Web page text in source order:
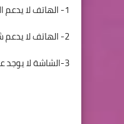
1- الهاتف لا يدعم الشحن السريع
2- الهاتف لا يدعم شريحتين اما شريحة وكارت ميموري وفي حالة شريحتين ستتخلي عن الذاكرة الخارجية علي حساب الذاكرة الداخلية.
3-الشاشة لا يوجد عليها طبقة حماية